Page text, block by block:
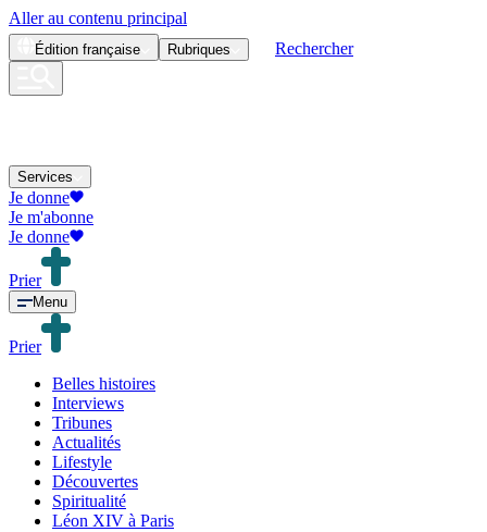
Aller au contenu principal
Édition française Rubriques Rechercher
Services
Je donne
Je m'abonne
Je donne
Prier
Menu
Prier
Belles histoires
Interviews
Tribunes
Actualités
Lifestyle
Découvertes
Spiritualité
Léon XIV à Paris